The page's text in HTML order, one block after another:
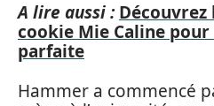
A lire aussi : Découvrez
cookie Mie Caline
parfaite
Hammer a commencé